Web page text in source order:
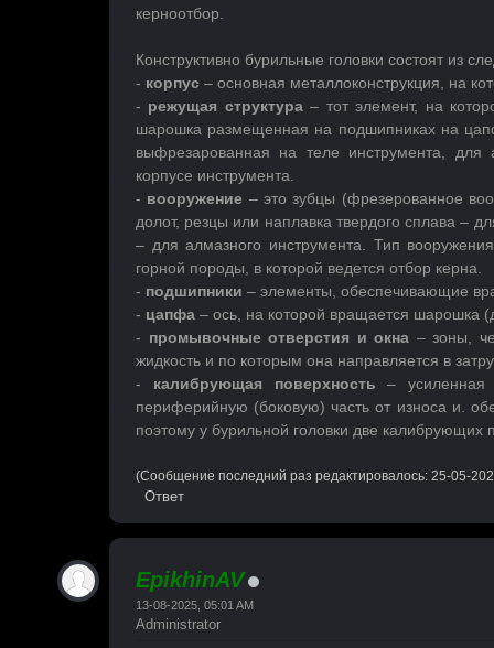
керноотбор.
Конструктивно бурильные головки состоят из
- корпус– основная металлоконструкция, на
- режущая структура– тот элемент, на
шарошка размещенная на подшипниках на
выфрезарованная на теле инструмента,
корпусе инструмента.
- вооружение – это зубцы (фрезерованное
долот, резцы или наплавка твердого сплава –
– для алмазного инструмента. Тип
горной породы, в которой ведется отбор керна.
- подшипники – элементы, обеспечивающие
- цапфа– ось, на которой вращается шарошка
- промывочные отверстия и окна – зоны,
жидкость и по которым она направляется в
- калибрующая поверхность – усиленная
периферийную (боковую) часть от износа и.
поэтому у бурильной головки две калибрующих
(Сообщение последний раз редактировалось: 25-05-
Ответ
EpikhinAV
13-08-2025, 05:01 AM
Administrator